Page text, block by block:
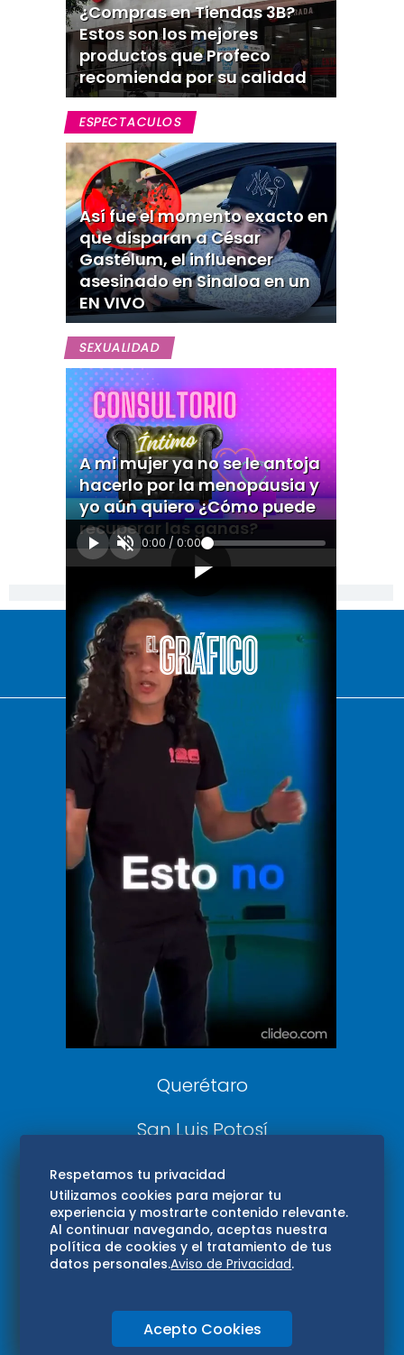
¿Compras en Tiendas 3B?
Estos son los mejores
productos que Profeco
recomienda por su calidad
ESPECTACULOS
Así fue el momento exacto en
que disparan a César
Gastélum, el influencer
asesinado en Sinaloa en un
EN VIVO
SEXUALIDAD
A mi mujer ya no se le antoja
hacerlo por la menopausia y
yo aún quiero ¿Cómo puede
recuperar las ganas?
0:00 / 0:00
[Publicidad]
El Universal
Vive USA
Clase
De 10 sports
DeDinero
Confabulario
Aviso Oportuno
Consultas
Querétaro
San Luis Potosí
Edomex
Consultas
Hidalgo
Oaxaca
Aviso de privacidad Directorio
Respetamos tu privacidad
Utilizamos cookies para mejorar tu
experiencia y mostrarte contenido relevante.
Al continuar navegando, aceptas nuestra
política de cookies y el tratamiento de tus
datos personales.Aviso de Privacidad.
Acepto Cookies